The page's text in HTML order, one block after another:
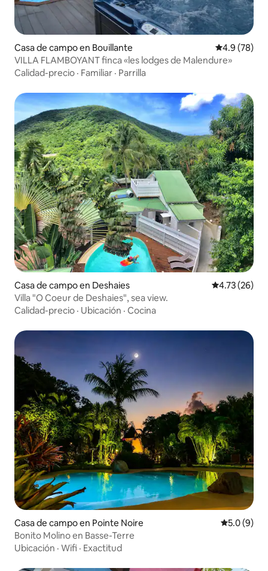
Casa de campo en Bouillante Calificación
4.9 (78)
VILLA FLAMBOYANT finca «les lodges de Malendure»
Calidad-precio · Familiar · Parrilla
Casa de campo en Deshaies Calificación
4.73 (26)
Villa "O Coeur de Deshaies", sea view.
Calidad-precio · Ubicación · Cocina
Casa de campo en Pointe Noire
5.0 (9)
Bonito Molino en Basse-Terre
Ubicación · Wifi · Exactitud